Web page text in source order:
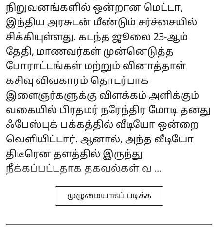
நிறுவனங்களில் ஒன்றான மெட்டா,
இந்திய அரசுடன் மீண்டும் சர்ச்சையில்
சிக்கியுள்ளது. கடந்த ஜூலை 23-ஆம்
தேதி, மாணவர்கள் முன்னெடுத்த
போராட்டங்கள் மற்றும் வினாத்தாள்
கசிவு விவகாரம் தொடர்பாக
இளைஞர்களுக்கு விளக்கம் அளிக்கும்
வகையில் பிரதமர் நரேந்திர மோடி தனது
ஃபேஸ்புக் பக்கத்தில் வீடியோ ஒன்றை
வெளியிட்டார். ஆனால், அந்த வீடியோ
திடீரென தளத்தில் இருந்து
நீக்கப்பட்டதாக தகவல்கள் வ ...
முழுமையாகப் படிக்க